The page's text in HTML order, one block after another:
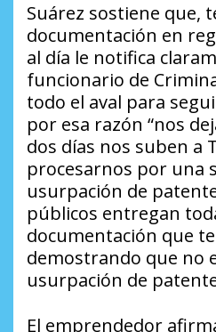
Suárez sostiene que,
documentación en
al día le notifica
funcionario de
todo el aval para
por esa razón “nos
dos días nos suben a
procesarnos por una
usurpación de
públicos entregan
documentación que
demostrando que no
usurpación de
El emprendedor